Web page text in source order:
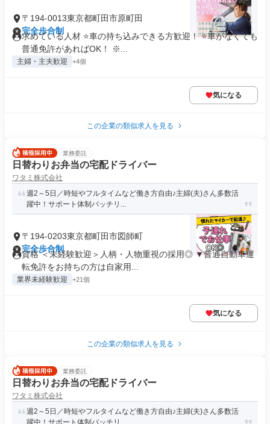
〒194-0013東京都町田市原町田
完全歩合制
求めている人材 ⭐車の持ち込みできる方歓迎！ ⭐車がなくても
普通免許があればOK！ ※...
主婦・主夫歓迎 +4個
気になる
この企業の類似求人を見る
業務委託
日替わりお弁当の宅配ドライバー
ワタミ株式会社
週2～5日／時短やフルタイムなど働き方自由♪主婦(夫)さん多数活
躍中！サポート体制バッチリ...
〒194-0203東京都町田市図師町
完全歩合制
資格 ＜未経験歓迎＞人柄・人物重視の採用◎ ▼普通自動車運
転免許をお持ちの方は自家用...
業界未経験歓迎 +21個
気になる
この企業の類似求人を見る
業務委託
日替わりお弁当の宅配ドライバー
ワタミ株式会社
週2～5日／時短やフルタイムなど働き方自由♪主婦(夫)さん多数活
躍中！サポート体制バッチリ...